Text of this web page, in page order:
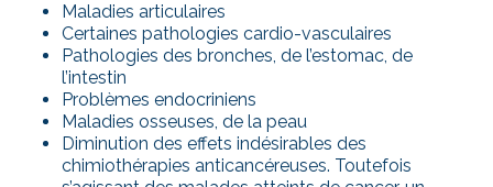
Maladies articulaires
Certaines pathologies cardio-vasculaires
Pathologies des bronches, de l’estomac, de
l’intestin
Problèmes endocriniens
Maladies osseuses, de la peau
Diminution des effets indésirables des
chimiothérapies anticancéreuses. Toutefois